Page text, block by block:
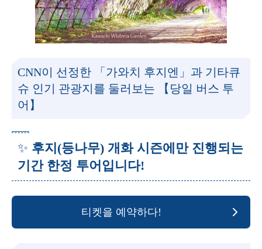
CNN이 선정한 「가와치 후지엔」과 기타큐
슈 인기 관광지를 둘러보는 【당일 버스 투
어】
✨ 후지(등나무) 개화 시즌에만 진행되는
기간 한정 투어입니다!
티켓을 예약하다!